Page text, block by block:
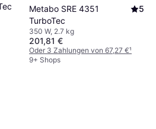
Metabo SRE 4351
TurboTec
5
350 W, 2.7 kg
201,81 €
Oder 3 Zahlungen von 67,27 €¹
9+ Shops